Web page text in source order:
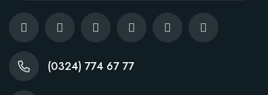
(0324) 774 67 77